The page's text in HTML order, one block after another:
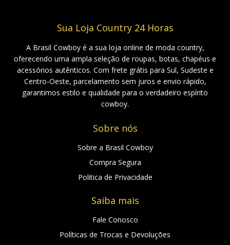
Sua Loja Country 24 Horas
A Brasil Cowboy é a sua loja online de moda country,
oferecendo uma ampla seleção de roupas, botas, chapéus e
acessórios autênticos. Com frete grátis para Sul, Sudeste e
Centro-Oeste, parcelamento sem juros e envio rápido,
garantimos estilo e qualidade para o verdadeiro espírito
cowboy.
Sobre nós
Sobre a Brasil Cowboy
Compra Segura
Politica de Privacidade
Saiba mais
Fale Conosco
Políticas de Trocas e Devoluções